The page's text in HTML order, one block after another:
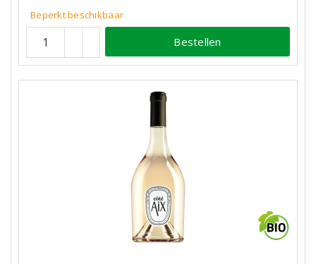
Beperkt beschikbaar
Bestellen